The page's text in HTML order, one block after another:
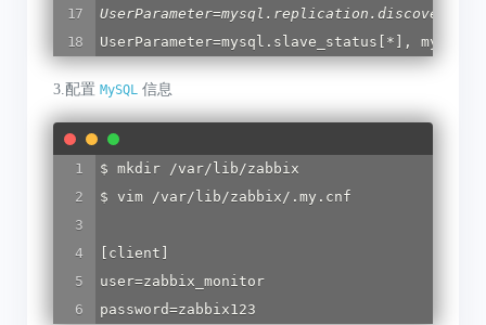
UserParameter=mysql.replication.discovery[
UserParameter=mysql.slave_status[*],
3.配置 MySQL 信息
$ mkdir /var/lib/zabbix
$ vim /var/lib/zabbix/.my.cnf
[client]
user=zabbix_monitor
password=zabbix123